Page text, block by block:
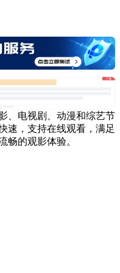
、电视剧、动漫和综艺节
速，支持在线观看，满足
畅的观影体验。